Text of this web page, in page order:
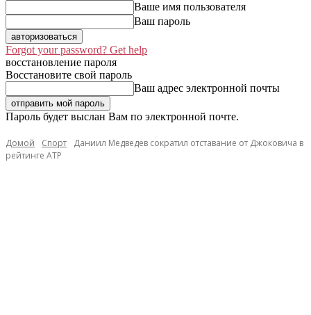
Ваше имя пользователя
Ваш пароль
Forgot your password? Get help
восстановление пароля
Восстановите свой пароль
Ваш адрес электронной почты
Пароль будет выслан Вам по электронной почте.
Домой Спорт
Даниил Медведев сократил отставание от Джоковича в
рейтинге ATP